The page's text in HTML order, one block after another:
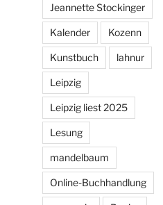
Jeannette Stockinger
Kalender Kozenn
Kunstbuch lahnur
Leipzig
Leipzig liest 2025
Lesung
mandelbaum
Online-Buchhandlung